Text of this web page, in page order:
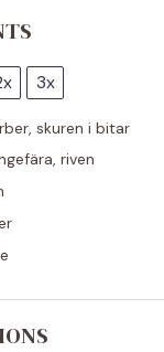
3x
skuren i bitar
riven